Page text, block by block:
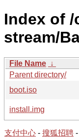
Index of
stream/
File Name ↓
Parent directory/
boot.iso
install.img
支付中心 - 搜狐招聘 -